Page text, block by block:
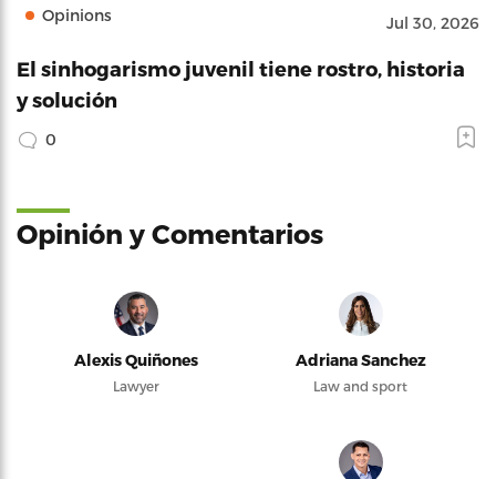
Opinions Jul 30, 2026
El sinhogarismo juvenil tiene rostro, historia
y solución
0
Opinión y Comentarios
Alexis Quiñones
Lawyer
Adriana Sanchez
Law and sport